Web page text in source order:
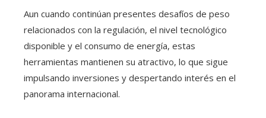
Aun cuando continúan presentes desafíos de peso
relacionados con la regulación, el nivel tecnológico
disponible y el consumo de energía, estas
herramientas mantienen su atractivo, lo que sigue
impulsando inversiones y despertando interés en el
panorama internacional.